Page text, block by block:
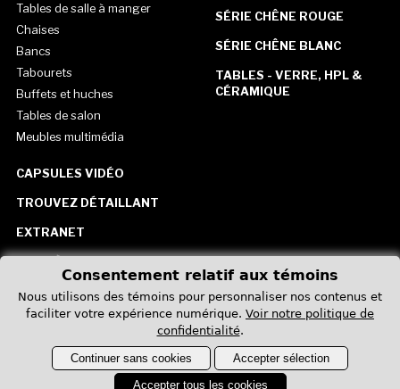
Tables de salle à manger
Chaises
Bancs
Tabourets
Buffets et huches
Tables de salon
Meubles multimédia
SÉRIE CHÊNE ROUGE
SÉRIE CHÊNE BLANC
TABLES - VERRE, HPL &
CÉRAMIQUE
CAPSULES VIDÉO
TROUVEZ DÉTAILLANT
EXTRANET
CONTACTEZ-NOUS
États-Unis
Consentement relatif aux témoins
Nous utilisons des témoins pour personnaliser nos contenus et
faciliter votre expérience numérique. Voir notre politique de
confidentialité.
Continuer sans cookies
Accepter sélection
Accepter tous les cookies